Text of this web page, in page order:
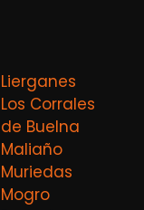
Lierganes
Los Corrales
de Buelna
Maliaño
Muriedas
Mogro